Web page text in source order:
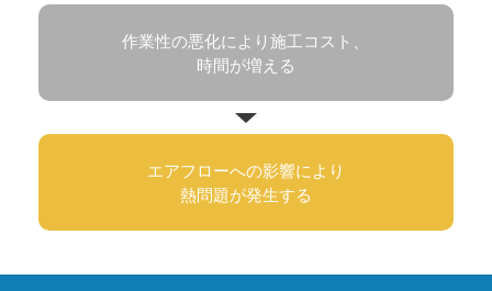
作業性の悪化により施工コスト、
時間が増える
エアフローへの影響により
熱問題が発生する